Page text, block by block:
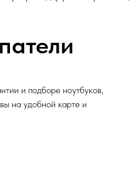
и подборе ноутбуков,
на удобной карте и